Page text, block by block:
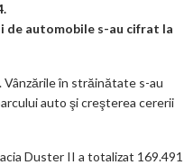
de automobile s-au cifrat la
Vânzările în străinătate s-au
auto şi creşterea cererii
Duster II a totalizat 169.491